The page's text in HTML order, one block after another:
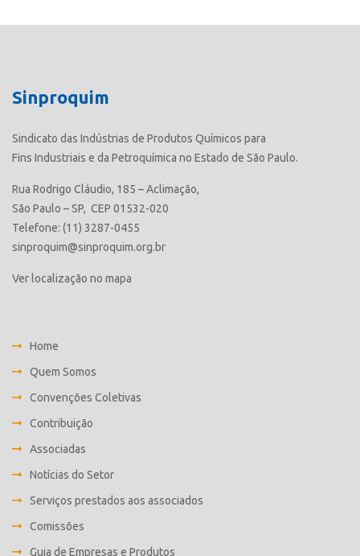
Sinproquim
Sindicato das Indústrias de Produtos Químicos para
Fins Industriais e da Petroquímica no Estado de São Paulo.
Rua Rodrigo Cláudio, 185 – Aclimação,
São Paulo – SP, CEP 01532-020
Telefone: (11) 3287-0455
sinproquim@sinproquim.org.br
Ver localização no mapa
Home
Quem Somos
Convenções Coletivas
Contribuição
Associadas
Notícias do Setor
Serviços prestados aos associados
Comissões
Guia de Empresas e Produtos